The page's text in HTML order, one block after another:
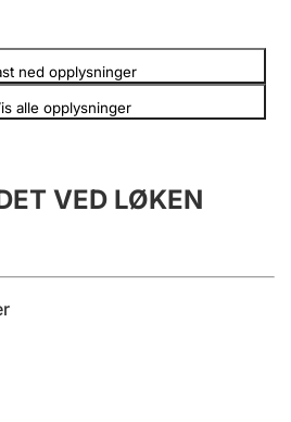
ned opplysninger
alle opplysninger
VED LØKEN